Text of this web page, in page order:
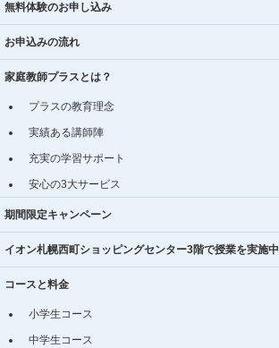
無料体験のお申し込み
お申込みの流れ
家庭教師プラスとは？
プラスの教育理念
実績ある講師陣
充実の学習サポート
安心の3大サービス
期間限定キャンペーン
イオン札幌西町ショッピングセンター3階で授業を実施中
コースと料金
小学生コース
中学生コース